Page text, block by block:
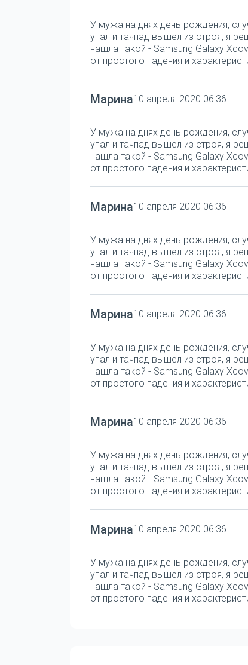
У мужа на днях день рождения,
упал и тачпад вышел из строя, я
нашла такой - Samsung Galaxy
от простого падения и
Марина10 апреля 2020 06:36
У мужа на днях день рождения,
упал и тачпад вышел из строя, я
нашла такой - Samsung Galaxy
от простого падения и
Марина10 апреля 2020 06:36
У мужа на днях день рождения,
упал и тачпад вышел из строя, я
нашла такой - Samsung Galaxy
от простого падения и
Марина10 апреля 2020 06:36
У мужа на днях день рождения,
упал и тачпад вышел из строя, я
нашла такой - Samsung Galaxy
от простого падения и
Марина10 апреля 2020 06:36
У мужа на днях день рождения,
упал и тачпад вышел из строя, я
нашла такой - Samsung Galaxy
от простого падения и
Марина10 апреля 2020 06:36
У мужа на днях день рождения,
упал и тачпад вышел из строя, я
нашла такой - Samsung Galaxy
от простого падения и